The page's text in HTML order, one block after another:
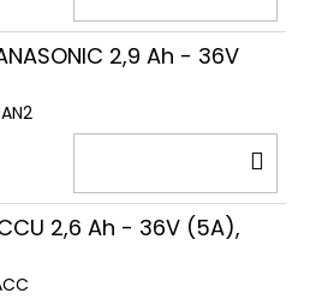
2,9 Ah - 36V
2,6 Ah - 36V (5A),